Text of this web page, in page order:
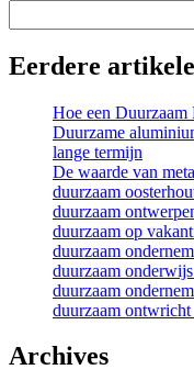
Eerdere
Hoe een Duurzaam
Duurzame
lange termijn
De waarde van
duurzaam
duurzaam
duurzaam op
duurzaam
duurzaam onderwijs
duurzaam
duurzaam ontwricht
Archives